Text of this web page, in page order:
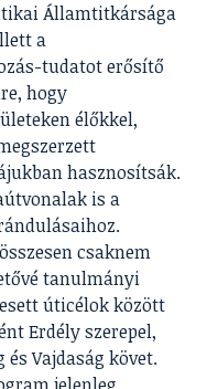
Államtitkársága
a
tudatot erősítő
hogy
élőkkel,
hasznosítsák.
is a
csaknem
tanulmányi
úticélok között
Erdély szerepel,
Vajdaság követ.